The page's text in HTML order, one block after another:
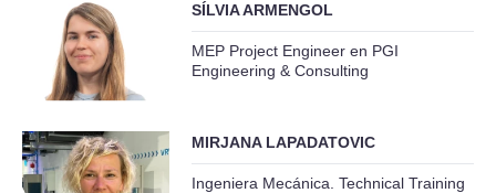
SÍLVIA ARMENGOL
MEP Project Engineer en PGI
Engineering & Consulting
MIRJANA LAPADATOVIC
Ingeniera Mecánica. Technical Training